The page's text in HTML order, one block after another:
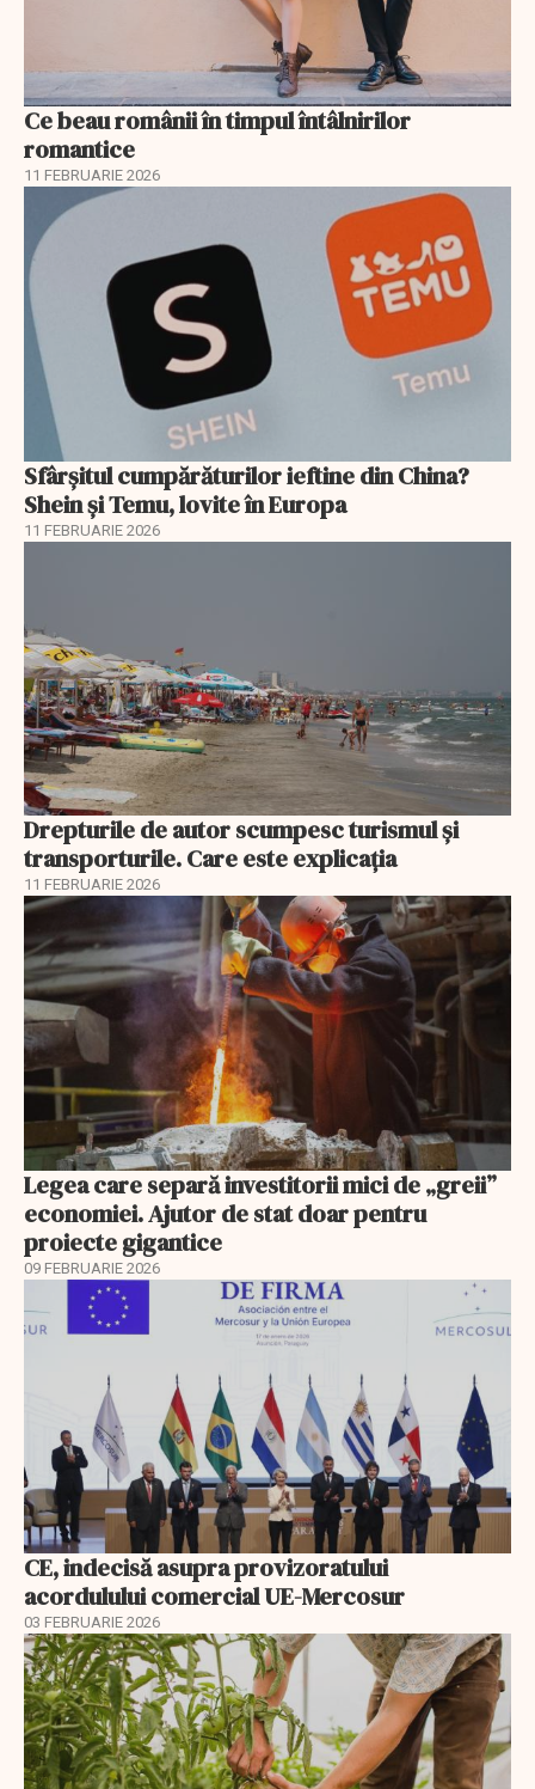
Ce beau românii în timpul întâlnirilor
romantice
11 FEBRUARIE 2026
Sfârșitul cumpărăturilor ieftine din China?
Shein și Temu, lovite în Europa
11 FEBRUARIE 2026
Drepturile de autor scumpesc turismul și
transporturile. Care este explicația
11 FEBRUARIE 2026
Legea care separă investitorii mici de „greii”
economiei. Ajutor de stat doar pentru
proiecte gigantice
09 FEBRUARIE 2026
CE, indecisă asupra provizoratului
acordulului comercial UE-Mercosur
03 FEBRUARIE 2026